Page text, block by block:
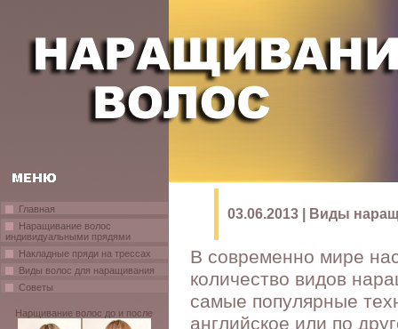
Главная
Наращивание волос
индивидуальными прядями
Накладные пряди на трессах
Виды волос для наращивания
Советы
Нарщивание волос до и после
03.06.2013 | Виды
В современно мире
количество видов
самые популярные
английское или по